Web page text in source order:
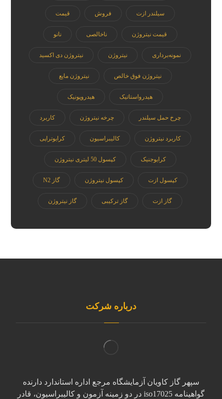
سیلندر ازت فروش قیمت
قیمت نیتروژن ناخالصی نانو
نمونه‌برداری نیتروژن نیتروژن دی اکسید
نیتروژن فوق خالص نیتروژن مایع
هیدرواستاتیک هیدروپونیک
چرخ حمل سیلندر چرخه نیتروژن کاربرد
کاربرد نیتروژن کالیبراسیون کرایوتراپی
کرایوجنیک کپسول 50 لیتری نیتروژن
کپسول ازت کپسول نیتروژن گاز N2
گاز ازت گاز ترکیبی گاز نیتروژن
درباره شرکت
سپهر گاز کاویان آزمایشگاه مرجع اداره استاندارد دارنده
گواهینامه iso17025 در دو زمینه آزمون و کالیبراسیون، قادر